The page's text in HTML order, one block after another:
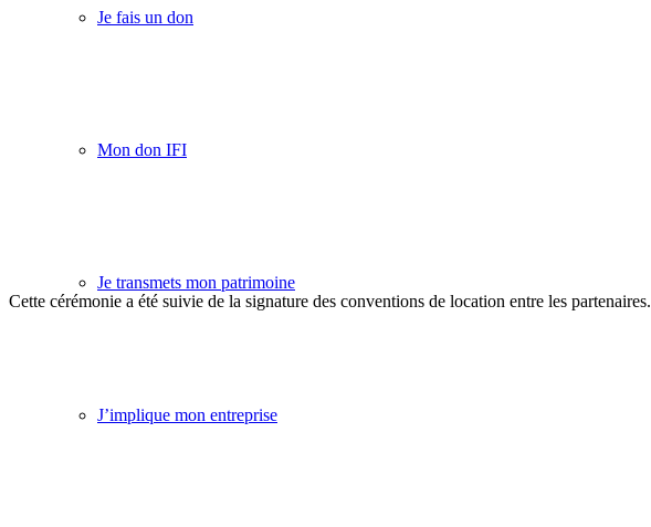
Je fais un don
Mon don IFI
Je transmets mon patrimoine
J’implique mon entreprise
Cette cérémonie a été suivie de la signature des conventions de location entre les partenaires.